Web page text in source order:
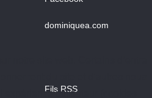
dominiquea.com
Fils RSS
utilisateur (cookies